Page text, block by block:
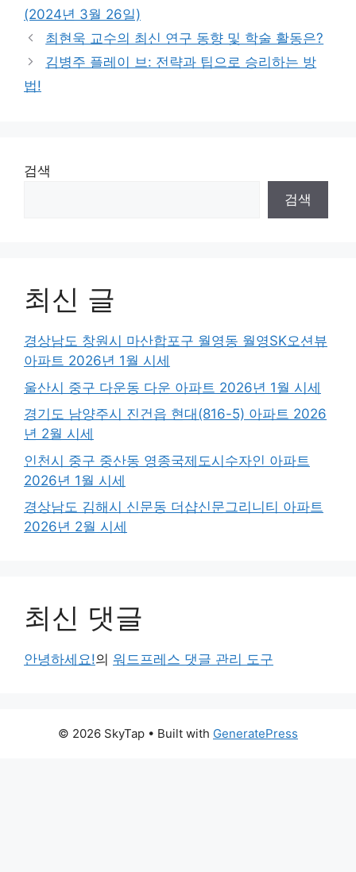
(2024년 3월 26일)
최현욱 교수의 최신 연구 동향 및 학술 활동은?
김병주 플레이 브: 전략과 팁으로 승리하는 방
법!
검색
검색
최신 글
경상남도 창원시 마산합포구 월영동 월영SK오션뷰
아파트 2026년 1월 시세
울산시 중구 다운동 다운 아파트 2026년 1월 시세
경기도 남양주시 진건읍 현대(816-5) 아파트 2026
년 2월 시세
인천시 중구 중산동 영종국제도시수자인 아파트
2026년 1월 시세
경상남도 김해시 신문동 더샵신문그리니티 아파트
2026년 2월 시세
최신 댓글
안녕하세요!의 워드프레스 댓글 관리 도구
© 2026 SkyTap • Built with GeneratePress